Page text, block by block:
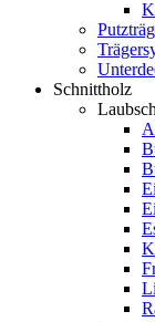
Schnittholz